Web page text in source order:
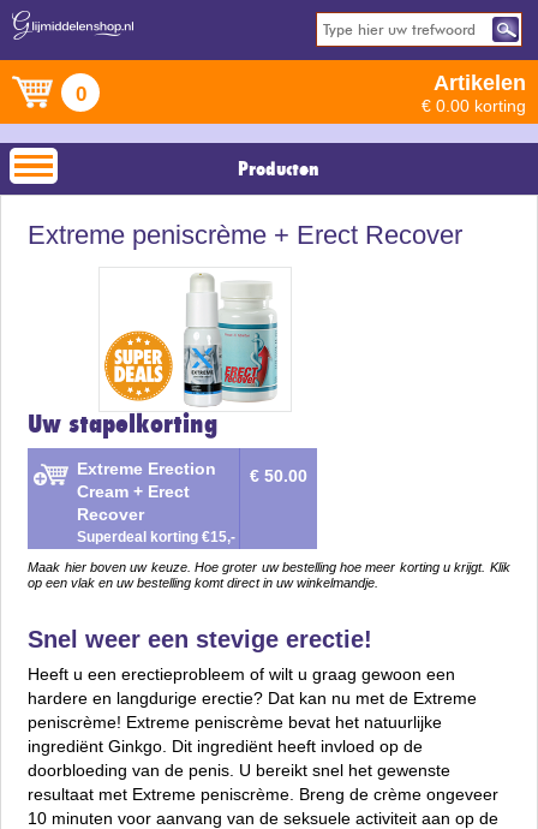
0 Artikelen
€ 0.00 korting
Producten
Extreme peniscrème + Erect Recover
Uw stapelkorting
Extreme Erection
Cream + Erect
Recover
Superdeal korting €15,-
€ 50.00
Maak hier boven uw keuze. Hoe groter uw bestelling hoe meer korting u krijgt. Klik
op een vlak en uw bestelling komt direct in uw winkelmandje.
Snel weer een stevige erectie!
Heeft u een erectieprobleem of wilt u graag gewoon een
hardere en langdurige erectie? Dat kan nu met de Extreme
peniscrème! Extreme peniscrème bevat het natuurlijke
ingrediënt Ginkgo. Dit ingrediënt heeft invloed op de
doorbloeding van de penis. U bereikt snel het gewenste
resultaat met Extreme peniscrème. Breng de crème ongeveer
10 minuten voor aanvang van de seksuele activiteit aan op de